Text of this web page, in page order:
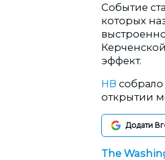
Событие
которых
эффект.
НВ
открытии
Додати
The